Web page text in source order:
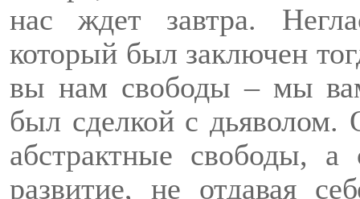
нас ждет завтра.
который был заключен
вы нам свободы – мы
был сделкой с дьяволом.
абстрактные свободы,
развитие, не отдавая